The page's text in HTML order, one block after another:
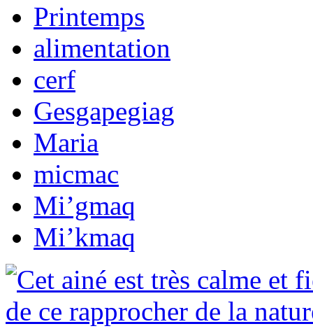
Printemps
alimentation
cerf
Gesgapegiag
Maria
micmac
Mi’gmaq
Mi’kmaq